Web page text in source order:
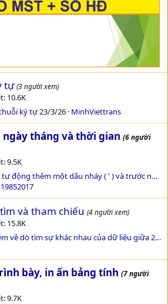
tự (3 người xem)
10.6K
ký tự23/3/26 MinhViettrans
ngày tháng và thời gian (6 người
9.5K
Nhờ giúp đỡ cách tự động thêm một dấu nháy ( ' ) và trước ngày tháng năm trong excel
và tham chiếu (4 người xem)
15.8K
Xin hỏi kinh nghiệm về dò tìm sự khác nhau của dữ liệu giữa 2 cột ạ !!!
bày, in ấn bảng tính (7 người
9.7K